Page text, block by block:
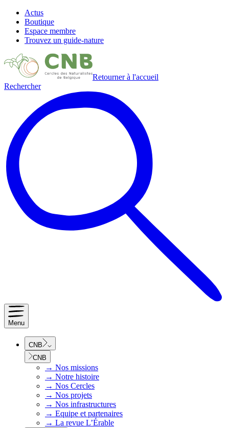
Actus
Boutique
Espace membre
Trouvez un guide-nature
Retourner à l'accueil
Rechercher
Menu
CNB
CNB
→ Nos missions
→ Notre histoire
→ Nos Cercles
→ Nos projets
→ Nos infrastructures
→ Equipe et partenaires
→ La revue L’Érable